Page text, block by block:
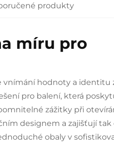
produkty
míru pro
hodnoty a identitu
pro balení, která
zážitky při
designem a zajišťují tak
obaly v